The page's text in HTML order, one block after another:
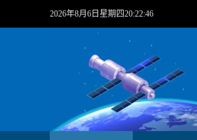
2026年8月6日星期四20:22:47